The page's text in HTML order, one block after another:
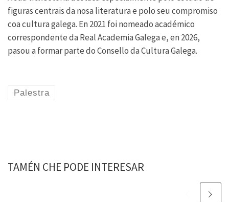
figuras centrais da nosa literatura e polo seu compromiso
coa cultura galega. En 2021 foi nomeado académico
correspondente da Real Academia Galega e, en 2026,
pasou a formar parte do Consello da Cultura Galega.
Palestra
TAMÉN CHE PODE INTERESAR